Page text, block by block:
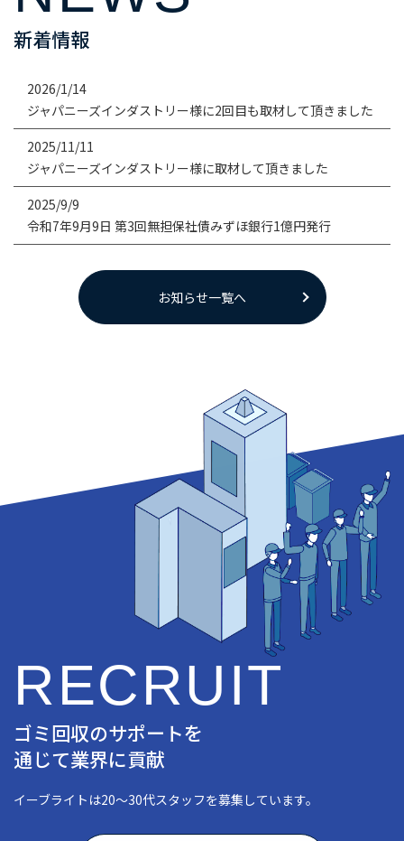
新着情報
2026/1/14
ジャパニーズインダストリー様に2回目も取材して頂きました
2025/11/11
ジャパニーズインダストリー様に取材して頂きました
2025/9/9
令和7年9月9日 第3回無担保社債みずほ銀行1億円発行
お知らせ一覧へ
RECRUIT
ゴミ回収のサポートを
通じて業界に貢献
イーブライトは20〜30代スタッフを募集しています。